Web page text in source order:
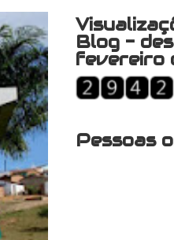
Blog -
fevereiro
Pessoas